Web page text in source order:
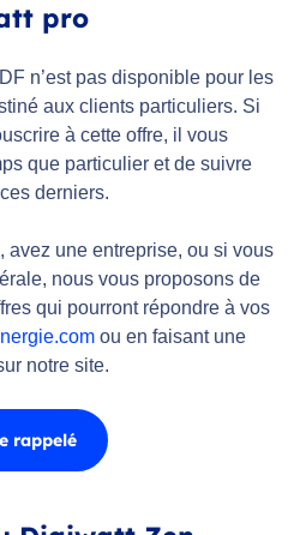
pro
n’est pas disponible pour les
aux clients particuliers. Si
à cette offre, il vous
que particulier et de suivre
derniers.
avez une entreprise, ou si vous
nous vous proposons de
qui pourront répondre à vos
ou en faisant une
notre site.
rappelé